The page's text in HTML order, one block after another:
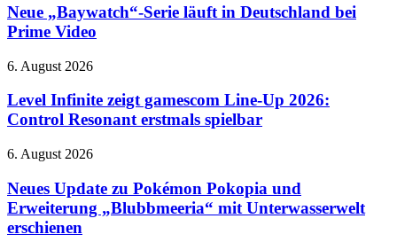
im
September
Serie
läuft
in
bei
Video
Neue „Baywatch“-Serie läuft in Deutschland bei
Prime Video
Level
zeigt
gamescom
Line-
2026:
Resonant
erstmals
spielbar
6. August 2026
Level Infinite zeigt gamescom Line-Up 2026:
Control Resonant erstmals spielbar
Neues
zu
Pokémon
Pokopia
und
6. August 2026
Neues Update zu Pokémon Pokopia und
Erweiterung „Blubbmeeria“ mit Unterwasserwelt
erschienen